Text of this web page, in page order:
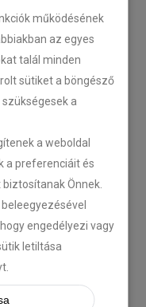
működésének
az egyes
talál minden
sütiket a böngésző
a
a weboldal
a preferenciáit és
Önnek.
engedélyezi vagy
letiltása